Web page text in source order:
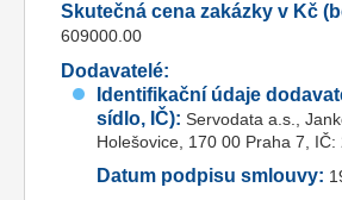
Skutečná cena zakázky v Kč
609000.00
Dodavatelé:
Identifikační údaje
sídlo, IČ): Servodata a.s.,
Holešovice, 170 00 Praha 7, IČ:
Datum podpisu smlouvy: